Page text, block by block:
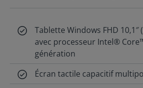
Tablette Windows FHD 10,1″
avec processeur Intel®
génération
Écran tactile capacitif